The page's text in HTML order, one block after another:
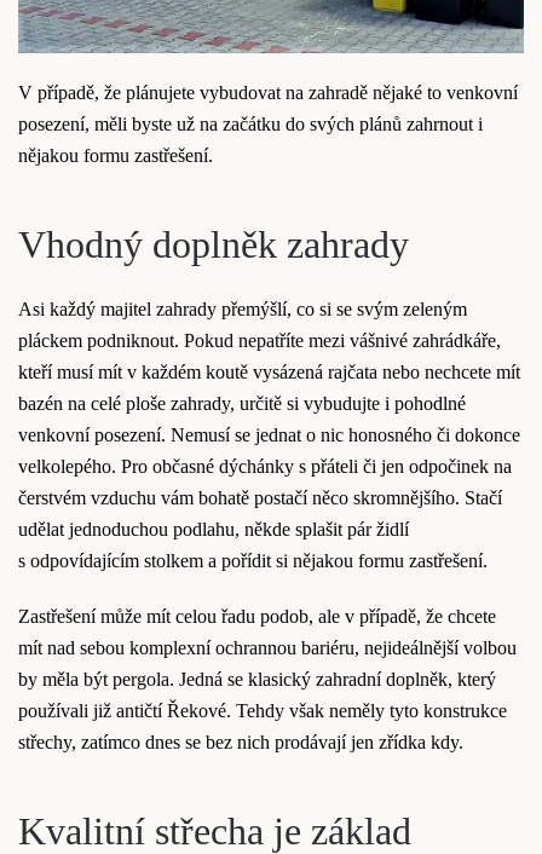
V případě, že plánujete vybudovat na zahradě nějaké to venkovní
posezení, měli byste už na začátku do svých plánů zahrnout i
nějakou formu zastřešení.
Vhodný doplněk zahrady
Asi každý majitel zahrady přemýšlí, co si se svým zeleným
pláckem podniknout. Pokud nepatříte mezi vášnivé zahrádkáře,
kteří musí mít v každém koutě vysázená rajčata nebo nechcete mít
bazén na celé ploše zahrady, určitě si vybudujte i pohodlné
venkovní posezení. Nemusí se jednat o nic honosného či dokonce
velkolepého. Pro občasné dýchánky s přáteli či jen odpočinek na
čerstvém vzduchu vám bohatě postačí něco skromnějšího. Stačí
udělat jednoduchou podlahu, někde splašit pár židlí
s odpovídajícím stolkem a pořídit si nějakou formu zastřešení.
Zastřešení může mít celou řadu podob, ale v případě, že chcete
mít nad sebou komplexní ochrannou bariéru, nejideálnější volbou
by měla být pergola. Jedná se klasický zahradní doplněk, který
používali již antičtí Řekové. Tehdy však neměly tyto konstrukce
střechy, zatímco dnes se bez nich prodávají jen zřídka kdy.
Kvalitní střecha je základ